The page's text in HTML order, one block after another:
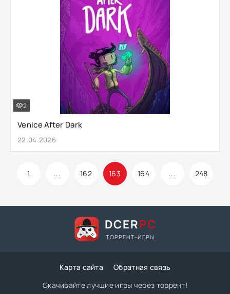
Venice After Dark
22.04.2026
2
1 ... 162 163 164 ... 248
DCERPC
ТОРРЕНТ-ИГРЫ
Карта сайта
Обратная связь
Скачивайте лучшие игры через торрент!